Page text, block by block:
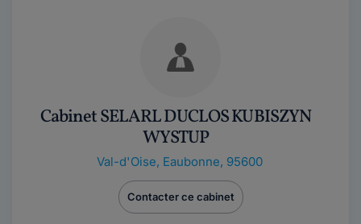
Cabinet SELARL DUCLOS KUBISZYN
WYSTUP
Val-d'Oise, Eaubonne, 95600
Contacter ce cabinet